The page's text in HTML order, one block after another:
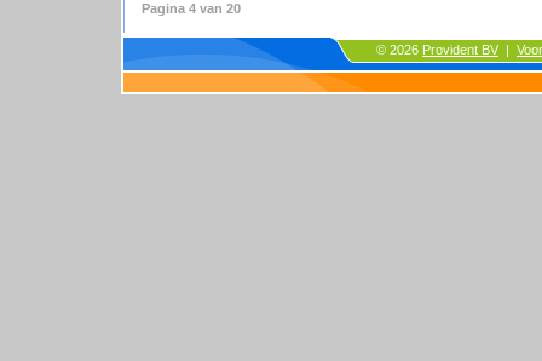
Pagina 4 van 20
© 2026 Provident BV |